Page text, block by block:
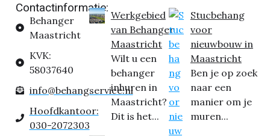
Contactinformatie:
Behanger
Maastricht
KVK:
58037640
info@behangservice.nl
Hoofdkantoor:
030-2072303
Werkgebied
van Behanger
Maastricht
Wilt u een
behanger
inhuren in
Maastricht?
Dit is het...
Stucbehang
voor
nieuwbouw in
Maastricht
Ben je op zoek
naar een
manier om je
muren...